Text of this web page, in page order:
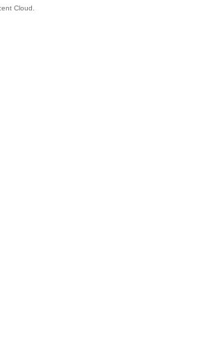
Cloud.